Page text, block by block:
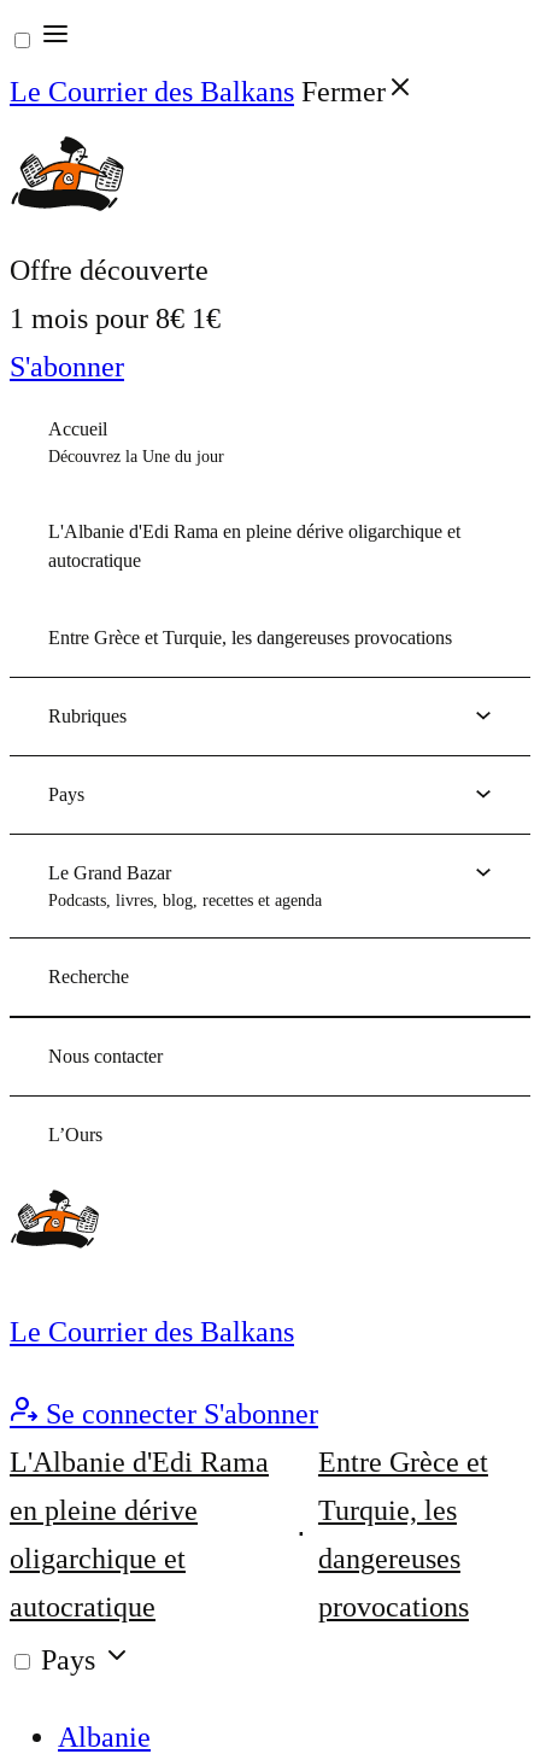
Aller
au
contenu
Le Courrier des Balkans Fermer
Offre découverte
1 mois pour 8€ 1€
S'abonner
Accueil
Découvrez la Une du jour
L'Albanie d'Edi Rama en pleine dérive oligarchique et
autocratique
Entre Grèce et Turquie, les dangereuses provocations
Rubriques
Pays
Le Grand Bazar
Podcasts, livres, blog, recettes et agenda
Recherche
Nous contacter
L’Ours
Le Courrier des Balkans
Se connecter S'abonner
L'Albanie d'Edi Rama
en pleine dérive
oligarchique et
autocratique
Entre Grèce et
Turquie, les
dangereuses
provocations
Pays
Albanie